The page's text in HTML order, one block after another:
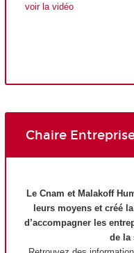
voir la vidéo
Chaire
Le Cnam et Malakoff
leurs moyens et créé
d’accompagner les
de la